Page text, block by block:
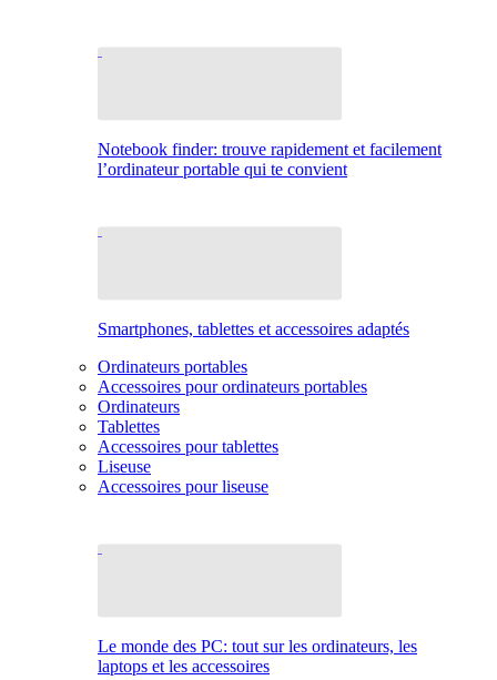
Notebook finder: trouve rapidement et facilement
l’ordinateur portable qui te convient
Smartphones, tablettes et accessoires adaptés
Ordinateurs portables
Accessoires pour ordinateurs portables
Ordinateurs
Tablettes
Accessoires pour tablettes
Liseuse
Accessoires pour liseuse
Le monde des PC: tout sur les ordinateurs, les
laptops et les accessoires